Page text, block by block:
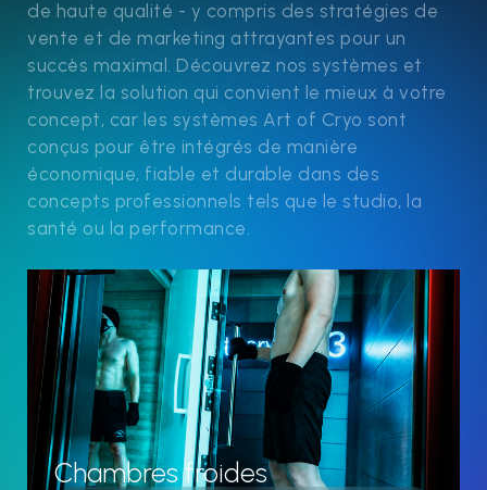
de haute qualité - y compris des stratégies de
vente et de marketing attrayantes pour un
succès maximal. Découvrez nos systèmes et
trouvez la solution qui convient le mieux à votre
concept, car les systèmes Art of Cryo sont
conçus pour être intégrés de manière
économique, fiable et durable dans des
concepts professionnels tels que le studio, la
santé ou la performance.
Chambres froides